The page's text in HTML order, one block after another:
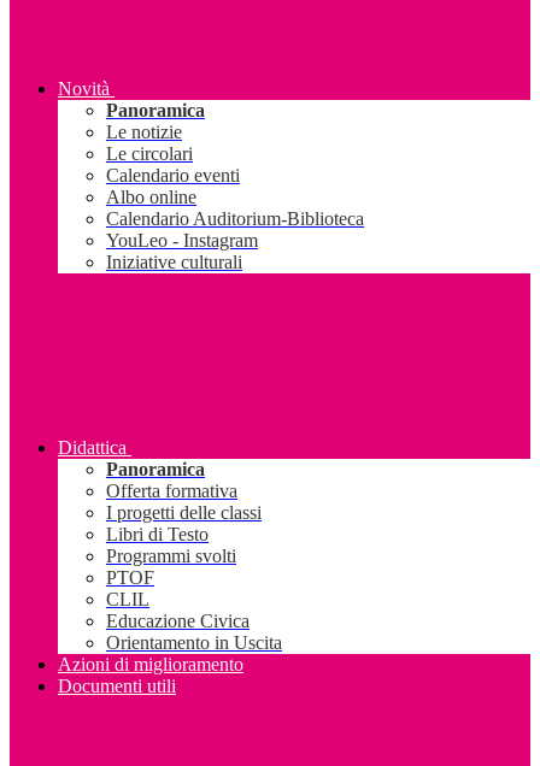
Novità
Panoramica
Le notizie
Le circolari
Calendario eventi
Albo online
Calendario Auditorium-Biblioteca
YouLeo - Instagram
Iniziative culturali
Didattica
Panoramica
Offerta formativa
I progetti delle classi
Libri di Testo
Programmi svolti
PTOF
CLIL
Educazione Civica
Orientamento in Uscita
Azioni di miglioramento
Documenti utili